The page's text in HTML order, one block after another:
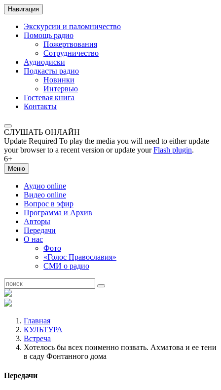
Навигация
Экскурсии и паломничество
Помощь радио
Пожертвования
Сотрудничество
Аудиодиски
Подкасты радио
Новинки
Интервью
Гостевая книга
Контакты
СЛУШАТЬ ОНЛАЙН
Update Required To play the media you will need to either update
your browser to a recent version or update yourFlash plugin.
6+
Меню
Аудио online
Видео online
Вопрос в эфир
Программа и Архив
Авторы
Передачи
О нас
Фото
«Голос Православия»
СМИ о радио
Главная
КУЛЬТУРА
Встреча
Хотелось бы всех поименно позвать. Ахматова и ее тени
в саду Фонтанного дома
Передачи